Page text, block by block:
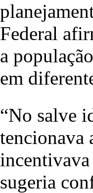
Federal
a
em
“No salve
tencionava
sugeria